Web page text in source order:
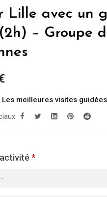
Lille avec un
– Groupe
Les meilleures visites
*